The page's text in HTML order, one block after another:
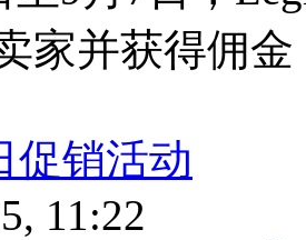
家并获得佣金
促销活动
11:22